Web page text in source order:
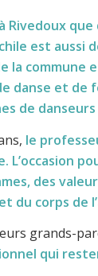
est aussi
la commune
danse et
de
le
L’occasion
des
du corps de
grands-
qui